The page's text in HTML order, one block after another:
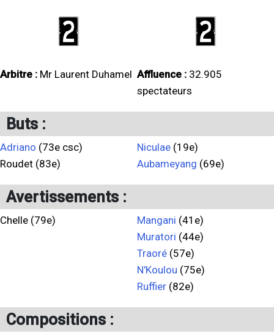
2 2
Arbitre : Mr Laurent Duhamel Affluence : 32.905
spectateurs
Buts :
Adriano (73e csc)
Roudet (83e)
Niculae (19e)
Aubameyang (69e)
Avertissements :
Chelle (79e) Mangani (41e)
Muratori (44e)
Traoré (57e)
N'Koulou (75e)
Ruffier (82e)
Compositions :